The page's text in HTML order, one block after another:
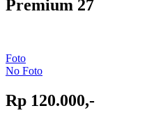
Premium 27
Foto
No Foto
Rp 120.000,-